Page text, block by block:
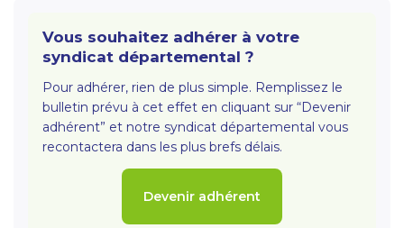
Vous souhaitez adhérer à votre
syndicat départemental ?
Pour adhérer, rien de plus simple. Remplissez le
bulletin prévu à cet effet en cliquant sur “Devenir
adhérent” et notre syndicat départemental vous
recontactera dans les plus brefs délais.
Devenir adhérent